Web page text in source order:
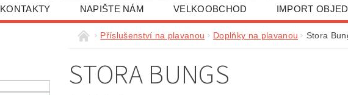
KONTAKTY NAPIŠTE NÁM VELKOOBCHOD IMPORT
Příslušenství na plavanou Doplňky na plavanou Stora
STORA BUNGS